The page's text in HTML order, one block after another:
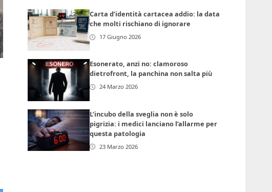
Carta d’identità cartacea addio: la data
che molti rischiano di ignorare
17 Giugno 2026
Esonerato, anzi no: clamoroso
dietrofront, la panchina non salta più
24 Marzo 2026
L’incubo della sveglia non è solo
pigrizia: i medici lanciano l’allarme per
questa patologia
23 Marzo 2026